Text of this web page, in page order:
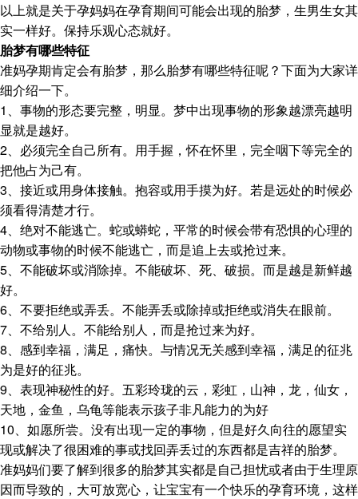
以上就是关于孕妈妈在孕育期间可能会出现的胎梦，生男生女其
实一样好。保持乐观心态就好。
胎梦有哪些特征
准妈孕期肯定会有胎梦，那么胎梦有哪些特征呢？下面为大家详
细介绍一下。
1、事物的形态要完整，明显。梦中出现事物的形象越漂亮越明
显就是越好。
2、必须完全自己所有。用手握，怀在怀里，完全咽下等完全的
把他占为己有。
3、接近或用身体接触。抱容或用手摸为好。若是远处的时候必
须看得清楚才行。
4、绝对不能逃亡。蛇或蟒蛇，平常的时候会带有恐惧的心理的
动物或事物的时候不能逃亡，而是追上去或抢过来。
5、不能破坏或消除掉。不能破坏、死、破损。而是越是新鲜越
好。
6、不要拒绝或弄丢。不能弄丢或除掉或拒绝或消失在眼前。
7、不给别人。不能给别人，而是抢过来为好。
8、感到幸福，满足，痛快。与情况无关感到幸福，满足的征兆
为是好的征兆。
9、表现神秘性的好。五彩玲珑的云，彩虹，山神，龙，仙女，
天地，金鱼，乌龟等能表示孩子非凡能力的为好
10、如愿所尝。没有出现一定的事物，但是好久向往的愿望实
现或解决了很困难的事或找回弄丢过的东西都是吉祥的胎梦。
准妈妈们要了解到很多的胎梦其实都是自己担忧或者由于生理原
因而导致的，大可放宽心，让宝宝有一个快乐的孕育环境，这样